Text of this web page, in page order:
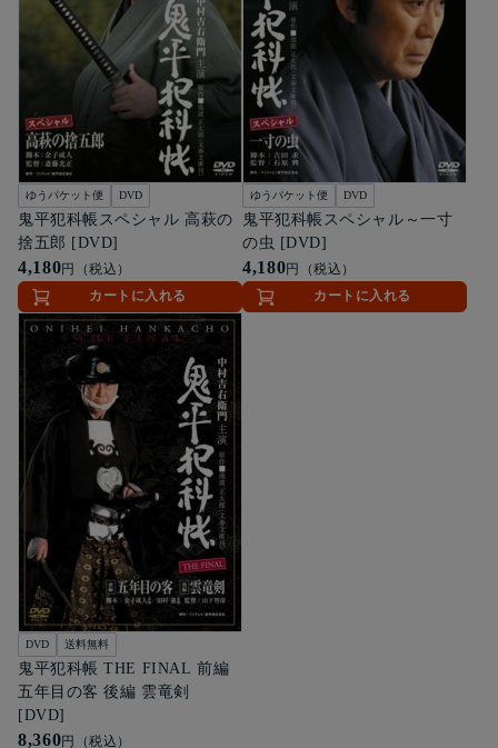
ゆうパケット便 DVD
鬼平犯科帳スペシャル 高萩の
捨五郎 [DVD]
4,180円（税込）
カートに入れる
ゆうパケット便 DVD
鬼平犯科帳スペシャル～一寸
の虫 [DVD]
4,180円（税込）
カートに入れる
DVD 送料無料
鬼平犯科帳 THE FINAL 前編
五年目の客 後編 雲竜剣
[DVD]
8,360円（税込）